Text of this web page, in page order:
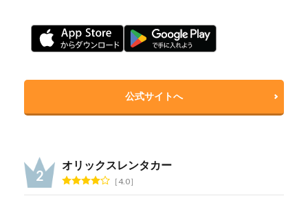
公式サイトへ
オリックスレンタカー
4.0